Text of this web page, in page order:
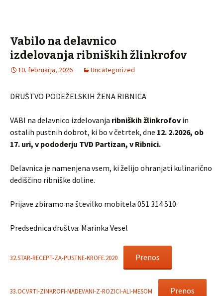
Vabilo na delavnico
izdelovanja ribniških žlinkrofov
10. februarja, 2026 Uncategorized
DRUŠTVO PODEŽELSKIH ŽENA RIBNICA
VABI na delavnico izdelovanja ribniških žlinkrofov in
ostalih pustnih dobrot, ki bo v četrtek, dne 12. 2.2026, ob
17. uri, v pododerju TVD Partizan, v Ribnici.
Delavnica je namenjena vsem, ki želijo ohranjati kulinarično
dediščino ribniške doline.
Prijave zbiramo na številko mobitela 051 314 510.
Predsednica društva: Marinka Vesel
32.STAR-RECEPT-ZA-PUSTNE-KROFE.2020 Prenos
33.OCVRTI-ZINKROFI-NADEVANI-Z-ROZICI-ALI-MESOM Prenos